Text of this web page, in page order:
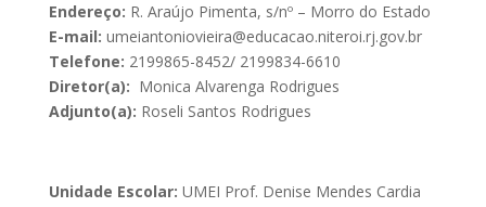
Endereço: R. Araújo Pimenta, s/nº – Morro do Estado
E-mail: umeiantoniovieira@educacao.niteroi.rj.gov.br
Telefone: 2199865-8452/ 2199834-6610
Diretor(a): Monica Alvarenga Rodrigues
Adjunto(a): Roseli Santos Rodrigues
Unidade Escolar: UMEI Prof. Denise Mendes Cardia